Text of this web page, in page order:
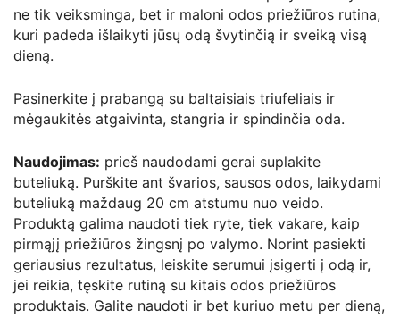
ne tik veiksminga, bet ir maloni odos priežiūros rutina,
kuri padeda išlaikyti jūsų odą švytinčią ir sveiką visą
dieną.
Pasinerkite į prabangą su baltaisiais triufeliais ir
mėgaukitės atgaivinta, stangria ir spindinčia oda.
Naudojimas: prieš naudodami gerai suplakite
buteliuką. Purškite ant švarios, sausos odos, laikydami
buteliuką maždaug 20 cm atstumu nuo veido.
Produktą galima naudoti tiek ryte, tiek vakare, kaip
pirmąjį priežiūros žingsnį po valymo. Norint pasiekti
geriausius rezultatus, leiskite serumui įsigerti į odą ir,
jei reikia, tęskite rutiną su kitais odos priežiūros
produktais. Galite naudoti ir bet kuriuo metu per dieną,